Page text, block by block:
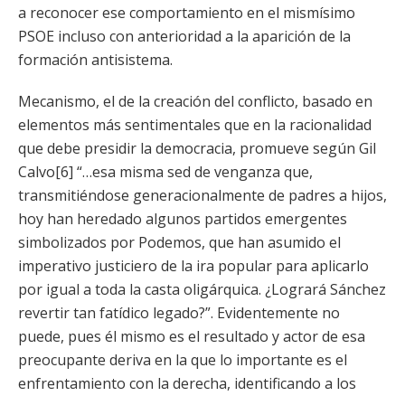
a reconocer ese comportamiento en el mismísimo
PSOE incluso con anterioridad a la aparición de la
formación antisistema.
Mecanismo, el de la creación del conflicto, basado en
elementos más sentimentales que en la racionalidad
que debe presidir la democracia, promueve según Gil
Calvo[6] “…esa misma sed de venganza que,
transmitiéndose generacionalmente de padres a hijos,
hoy han heredado algunos partidos emergentes
simbolizados por Podemos, que han asumido el
imperativo justiciero de la ira popular para aplicarlo
por igual a toda la casta oligárquica. ¿Logrará Sánchez
revertir tan fatídico legado?”. Evidentemente no
puede, pues él mismo es el resultado y actor de esa
preocupante deriva en la que lo importante es el
enfrentamiento con la derecha, identificando a los